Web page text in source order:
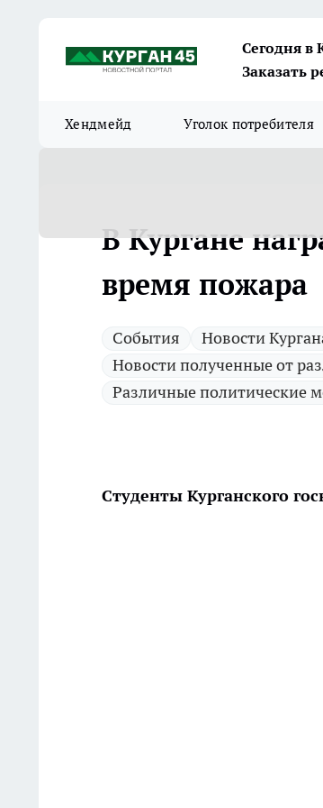
Сегодня в
Заказать
Хендмейд Уголок потребителя
В Кургане
время пожара
Cобытия Новости
Новости полученные от
Различные политические
Студенты Курганского